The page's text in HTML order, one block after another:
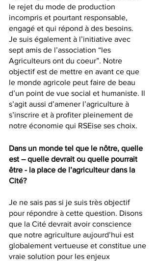
le rejet du mode de production
incompris et pourtant responsable,
engagé et qui répond à des besoins.
Je suis également à l’initiative avec
sept amis de l’association “les
Agriculteurs ont du coeur”. Notre
objectif est de mettre en avant ce que
le monde agricole peut faire de beau
d’un point de vue social et humaniste. Il
s’agit aussi d’amener l’agriculture à
s’inscrire et à profiter pleinement de
notre économie qui RSEise ses choix.
Dans un monde tel que le nôtre, quelle
est – quelle devrait ou quelle pourrait
être - la place de l’agriculteur dans la
Cité?
Je ne sais pas si je suis très objectif
pour répondre à cette question. Disons
que la Cité devrait avoir conscience
que notre agriculture aujourd’hui est
globalement vertueuse et constitue une
vraie solution pour les enjeux